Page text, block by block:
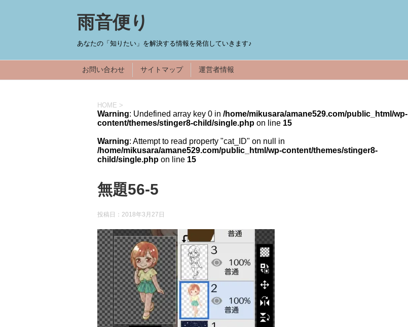
雨音便り
あなたの「知りたい」を解決する情報を発信していきます♪
お問い合わせ サイトマップ 運営者情報
HOME >
Warning: Undefined array key 0 in /home/mikusara/amane529.com/public_html/wp-
content/themes/stinger8-child/single.php on line 15
Warning: Attempt to read property "cat_ID" on null in
/home/mikusara/amane529.com/public_html/wp-content/themes/stinger8-
child/single.php on line 15
無題56-5
投稿日： 2018年3月27日